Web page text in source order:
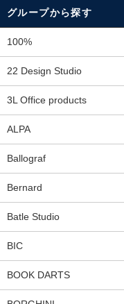
グループから探す
100%
22 Design Studio
3L Office products
ALPA
Ballograf
Bernard
Batle Studio
BIC
BOOK DARTS